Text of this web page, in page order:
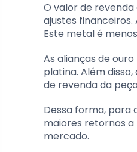
O valor de
ajustes
Este metal é
As alianças de
platina. Além
de revenda da
Dessa forma, para
maiores retornos a
mercado.